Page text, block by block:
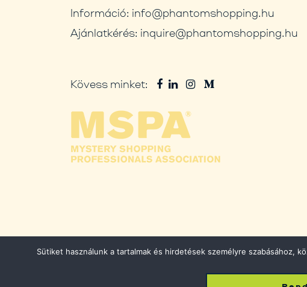
Információ: info@phantomshopping.hu
Ajánlatkérés: inquire@phantomshopping.hu
Kövess minket:
Sütiket használunk a tartalmak és hirdetések személyre szabásához,